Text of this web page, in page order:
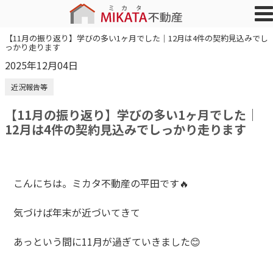
【11月の振り返り】学びの多い1ヶ月でした｜12月は4件の契約見込みでし
っかり走ります
2025年12月04日
近況報告等
【11月の振り返り】学びの多い1ヶ月でした｜
12月は4件の契約見込みでしっかり走ります
こんにちは。ミカタ不動産の平田です🔥
気づけば年末が近づいてきて
あっという間に11月が過ぎていきました😊